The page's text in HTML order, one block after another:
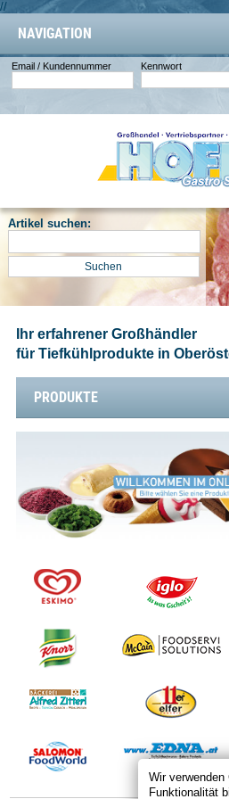
//
Wir
Funktionalität
NAVIGATION
Email / Kundennummer Kennwort
Artikel suchen:
Ihr erfahrener Großhändler
für Tiefkühlprodukte in
PRODUKTE